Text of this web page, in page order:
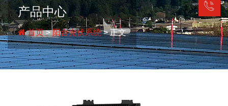
产品中心
首页>阳台光伏系统> 正文